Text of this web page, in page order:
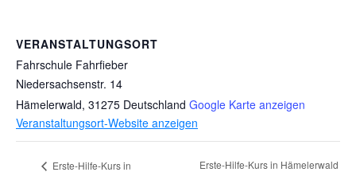
VERANSTALTUNGSORT
Fahrschule Fahrfieber
Niedersachsenstr. 14
Hämelerwald, 31275 Deutschland Google Karte anzeigen
Veranstaltungsort-Website anzeigen
Erste-Hilfe-Kurs in
Erste-Hilfe-Kurs in Hämelerwald